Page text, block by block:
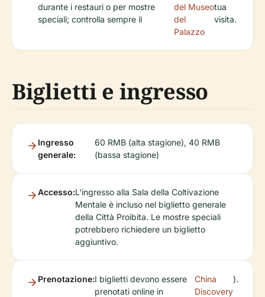
durante i restauri o per mostre
speciali; controlla sempre il
del Museo
del
Palazzo
tua
visita.
Biglietti e ingresso
Ingresso
generale:
60 RMB (alta stagione), 40 RMB
(bassa stagione)
Accesso:L'ingresso alla Sala della Coltivazione
Mentale è incluso nel biglietto generale
della Città Proibita. Le mostre speciali
potrebbero richiedere un biglietto
aggiuntivo.
Prenotazione:I biglietti devono essere
prenotati online in
China
Discovery
).